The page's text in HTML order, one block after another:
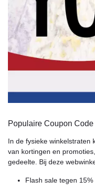
Populaire Coupon
In de fysieke winkelstraten
van kortingen en
gedeelte. Bij deze
Flash sale tegen 15%